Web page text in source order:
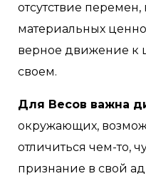
отсутствие
материальных
верное движение к
своем.
Для Весов важна
окружающих,
отличиться чем-то,
признание в свой